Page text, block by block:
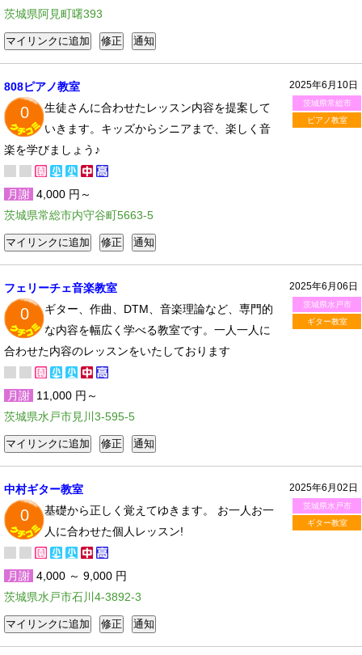
茨城県阿見町曙393
2025年6月10日
茨城県常総市
ピアノ教室
808ピアノ教室
0
生徒さんに合わせたレッスン内容を提案して
いきます。キッズからシニアまで、楽しく音
楽を学びましょう♪
月謝 4,000 円～
茨城県常総市内守谷町5663-5
2025年6月06日
茨城県水戸市
ギター教室
フェリーチェ音楽教室
0
ギター、作曲、DTM、音楽理論など、専門的
な内容を幅広く学べる教室です。一人一人に
合わせた内容のレッスンをいたしております
月謝 11,000 円～
茨城県水戸市見川3-595-5
2025年6月02日
茨城県水戸市
ギター教室
中村ギター教室
0
基礎から正しく覚えてゆきます。 お一人お一
人に合わせた個人レッスン!
月謝 4,000 ～ 9,000 円
茨城県水戸市石川4-3892-3